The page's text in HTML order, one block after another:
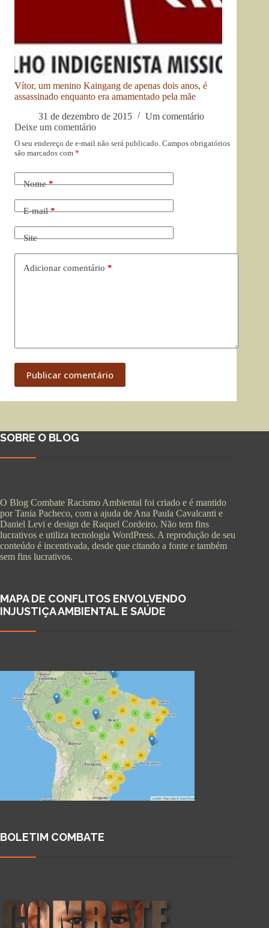
Vítor, um menino Kaingang de apenas dois anos, é
assassinado enquanto era amamentado pela mãe
31 de dezembro de 2015
Um comentário
Deixe um comentário
O seu endereço de e-mail não será publicado. Campos obrigatórios
são marcados com *
Nome*
E-mail*
Site
Adicionar comentário *
Publicar comentário
SOBRE O BLOG
O Blog Combate Racismo Ambiental foi criado e é mantido
por Tania Pacheco, com a ajuda de Ana Paula Cavalcanti e
Daniel Levi e design de Raquel Cordeiro. Não tem fins
lucrativos e utiliza tecnologia WordPress. A reprodução de seu
conteúdo é incentivada, desde que citando a fonte e também
sem fins lucrativos.
MAPA DE CONFLITOS ENVOLVENDO
INJUSTIÇA AMBIENTAL E SAÚDE
BOLETIM COMBATE